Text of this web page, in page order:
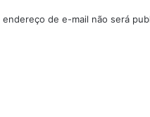
endereço de e-mail não será